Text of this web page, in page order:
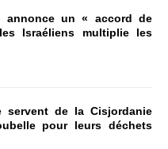
annonce un « accord de
Israéliens multiplie les
servent de la Cisjordanie
pour leurs déchets